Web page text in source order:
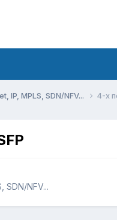
IP, MPLS, SDN/NFV... 4-х
SDN/NFV...